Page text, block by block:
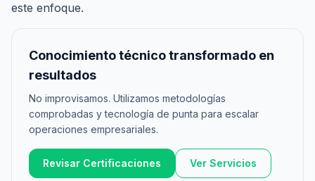
este enfoque.
Conocimiento técnico transformado en
resultados
No improvisamos. Utilizamos metodologías
comprobadas y tecnología de punta para escalar
operaciones empresariales.
Revisar Certificaciones Ver Servicios